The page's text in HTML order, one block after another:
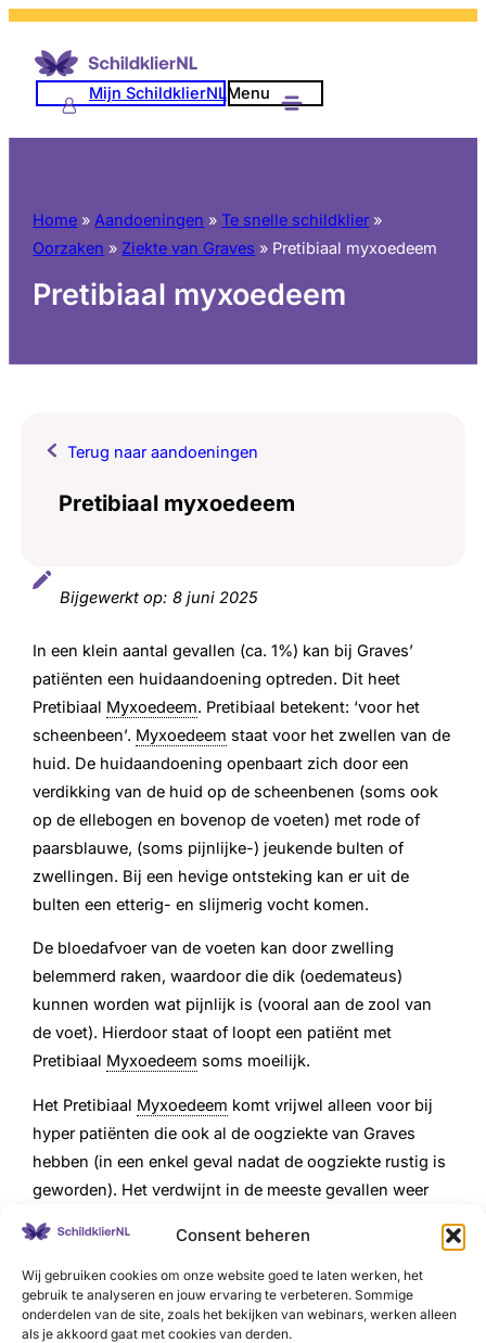
Consent beheren
Wij gebruiken cookies om onze website goed te laten werken, het
gebruik te analyseren en jouw ervaring te verbeteren. Sommige
onderdelen van de site, zoals het bekijken van webinars, werken alleen
als je akkoord gaat met cookies van derden.
Mijn SchildklierNLMenu
Home »Aandoeningen » Te snelle schildklier »
Oorzaken » Ziekte van Graves » Pretibiaal myxoedeem
Pretibiaal myxoedeem
Bijgewerkt op: 8 juni 2025
In een klein aantal gevallen (ca. 1%) kan bij Graves’
patiënten een huidaandoening optreden. Dit heet
Pretibiaal Myxoedeem. Pretibiaal betekent: ‘voor het
scheenbeen’. Myxoedeem staat voor het zwellen van de
huid. De huidaandoening openbaart zich door een
verdikking van de huid op de scheenbenen (soms ook
op de ellebogen en bovenop de voeten) met rode of
paarsblauwe, (soms pijnlijke-) jeukende bulten of
zwellingen. Bij een hevige ontsteking kan er uit de
bulten een etterig- en slijmerig vocht komen.
De bloedafvoer van de voeten kan door zwelling
belemmerd raken, waardoor die dik (oedemateus)
kunnen worden wat pijnlijk is (vooral aan de zool van
de voet). Hierdoor staat of loopt een patiënt met
Pretibiaal Myxoedeem soms moeilijk.
Het Pretibiaal Myxoedeem komt vrijwel alleen voor bij
hyper patiënten die ook al de oogziekte van Graves
hebben (in een enkel geval nadat de oogziekte rustig is
geworden). Het verdwijnt in de meeste gevallen weer
vanzelf, zodra de schildklier en/of de ontsteking van de
ogen tot rust is gekomen of gebracht door middel van
medicijnen of bestraling. Maar dit kan wel lang duren.
Behandeling
Terug naar aandoeningen
Pretibiaal myxoedeem